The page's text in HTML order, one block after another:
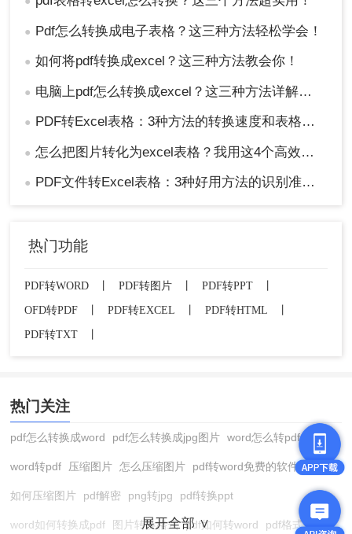
● Pdf怎么转换成电子表格？这三种方法轻松学会！
● 如何将pdf转换成excel？这三种方法教会你！
● 电脑上pdf怎么转换成excel？这三种方法详解操作看看！
● PDF转Excel表格：3种方法的转换速度和表格还原度对比！
● 怎么把图片转化为excel表格？我用这4个高效方法 ，秒提取表格！
● PDF文件转Excel表格：3种好用方法的识别准确率和操作难度对比！
热门功能
PDF转WORD PDF转图片 PDF转PPT
OFD转PDF
PDF转EXCEL PDF转HTML
PDF转TXT
热门关注
pdf怎么转换成word pdf怎么转换成jpg图片 word怎么转pdf
word转pdf 压缩图片 怎么压缩图片 pdf转word免费的软件
如何压缩图片 pdf解密 png转jpg pdf转换ppt
word如何转换成pdf 图片转换格式 pdf如何转word pdf格式转换
展开全部 ∨